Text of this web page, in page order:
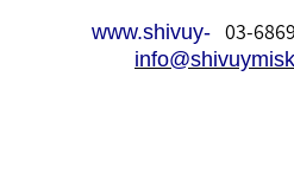
www.shivuy-